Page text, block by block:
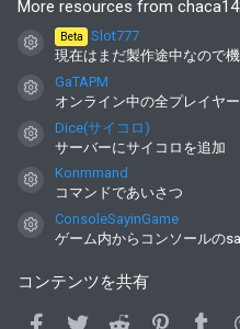
More resources from
コンテンツアイコン
Beta
Slot777
現在はまだ製作途中なので
コンテンツアイコン
GaTAPM
オンライン中の全プレイヤ
コンテンツアイコン
Dice(サイコロ)
サーバーにサイコロを追加
コンテンツアイコン
Konmmand
コマンドであいさつ
コンテンツアイコン
ConsoleSayinGame
ゲーム内からコンソールの
コンテンツを共有
Facebook
TwitterReddit Pinterest